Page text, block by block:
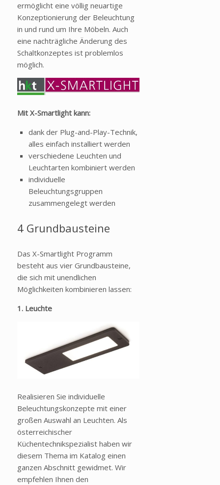
ermöglicht eine völlig neuartige
Konzeptionierung der Beleuchtung
in und rund um Ihre Möbeln. Auch
eine nachträgliche Änderung des
Schaltkonzeptes ist problemlos
möglich.
Mit X-Smartlight kann:
dank der Plug-and-Play-Technik,
alles einfach installiert werden
verschiedene Leuchten und
Leuchtarten kombiniert werden
individuelle
Beleuchtungsgruppen
zusammengelegt werden
4 Grundbausteine
Das X-Smartlight Programm
besteht aus vier Grundbausteine,
die sich mit unendlichen
Möglichkeiten kombinieren lassen:
1. Leuchte
Realisieren Sie individuelle
Beleuchtungskonzepte mit einer
großen Auswahl an Leuchten. Als
österreichischer
Küchentechnikspezialist haben wir
diesem Thema im Katalog einen
ganzen Abschnitt gewidmet. Wir
empfehlen Ihnen den